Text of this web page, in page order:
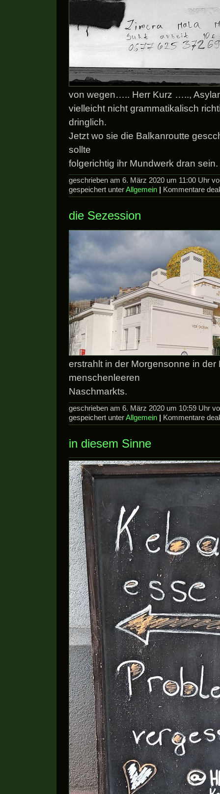
von wegen….. Herr Kurz …..,
vielleicht nicht grammatikalisch
dringlich.
Jetzt wo sie die Balkanroutte
sollte
folgerichtig ihr Mundwerk dran sein.
geschrieben am 6. März 2020 um 11:00 Uhr
gespeichert unterAllgemein Kommentare
die Sezession
erstrahlt in der Morgensonne in der
menschenleeren
Naschmarkts.
geschrieben am 6. März 2020 um 10:59 Uhr
gespeichert unterAllgemein Kommentare
in diesem Sinne